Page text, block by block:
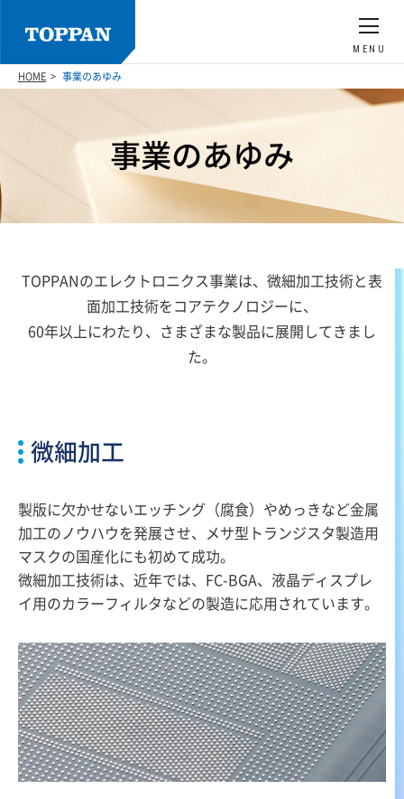
MENU
HOME 事業のあゆみ
事業のあゆみ
TOPPANのエレクトロニクス事業は、微細加工技術と表
面加工技術をコアテクノロジーに、
60年以上にわたり、さまざまな製品に展開してきまし
た。
微細加工
製版に欠かせないエッチング（腐食）やめっきなど金属
加工のノウハウを発展させ、メサ型トランジスタ製造用
マスクの国産化にも初めて成功。
微細加工技術は、近年では、FC-BGA、液晶ディスプレ
イ用のカラーフィルタなどの製造に応用されています。